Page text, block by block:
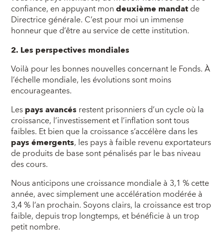
confiance, en appuyant mondeuxième mandatde
Directrice générale. C’est pour moi un immense
honneur que d’être au service de cette institution.
2. Les perspectives mondiales
Voilà pour les bonnes nouvelles concernant le Fonds. À
l’échelle mondiale, les évolutions sont moins
encourageantes.
Lespays avancés restent prisonniers d’un cycle où la
croissance, l’investissement et l’inflation sont tous
faibles. Et bien que la croissance s’accélère dans les
pays émergents, les pays à faible revenu exportateurs
de produits de base sont pénalisés par le bas niveau
des cours.
Nous anticipons une croissance mondiale à 3,1 % cette
année, avec simplement une accélération modérée à
3,4 % l’an prochain. Soyons clairs, la croissance est trop
faible, depuis trop longtemps, et bénéficie à un trop
petit nombre.